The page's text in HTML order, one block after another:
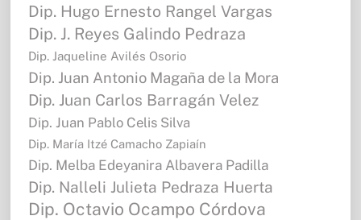
Dip. Hugo Ernesto Rangel Vargas
Dip. J. Reyes Galindo Pedraza
Dip. Jaqueline Avilés Osorio
Dip. Juan Antonio Magaña de la Mora
Dip. Juan Carlos Barragán Velez
Dip. Juan Pablo Celis Silva
Dip. María Itzé Camacho Zapiaín
Dip. Melba Edeyanira Albavera Padilla
Dip. Nalleli Julieta Pedraza Huerta
Dip. Octavio Ocampo Córdova